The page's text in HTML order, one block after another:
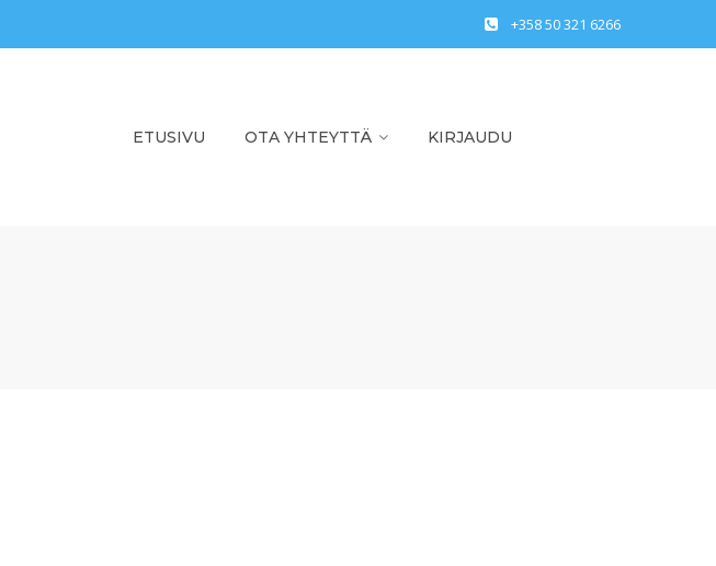
+358 50 321 6266
ETUSIVU OTA YHTEYTTÄ KIRJAUDU